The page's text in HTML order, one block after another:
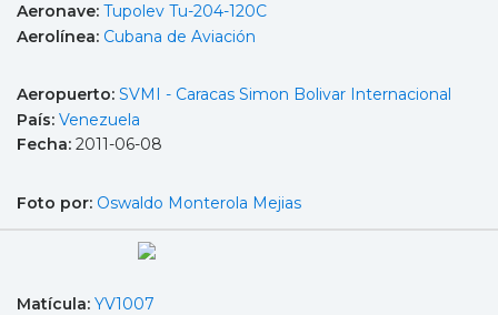
Aeronave: Tupolev Tu-204-120C
Aerolínea: Cubana de Aviación
Aeropuerto: SVMI - Caracas Simon Bolivar Internacional
País: Venezuela
Fecha: 2011-06-08
Foto por: Oswaldo Monterola Mejias
Matícula: YV1007